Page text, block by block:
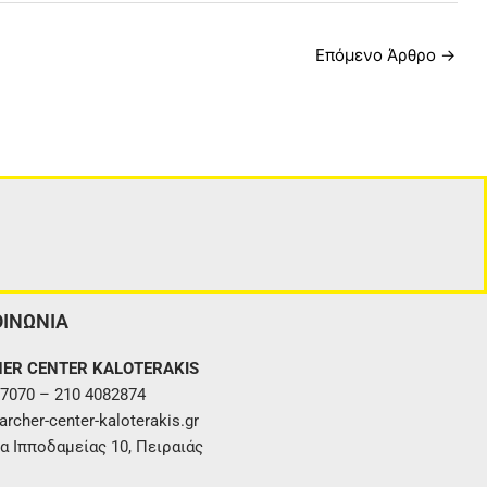
Επόμενο Άρθρο →
CENTER KALOTERAKIS
– 210 4082874
center-kaloterakis.gr
Ιπποδαμείας 10, Πειραιάς